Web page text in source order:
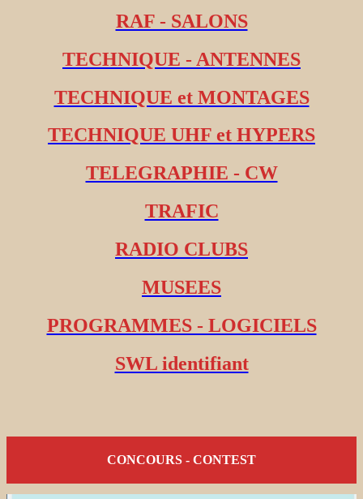
RAF - SALONS
TECHNIQUE - ANTENNES
TECHNIQUE et MONTAGES
TECHNIQUE UHF et HYPERS
TELEGRAPHIE - CW
TRAFIC
RADIO CLUBS
MUSEES
PROGRAMMES - LOGICIELS
SWL identifiant
CONCOURS - CONTEST